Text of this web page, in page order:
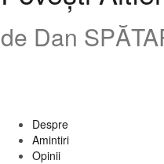
de Dan
Despre
Amintiri
Opinii